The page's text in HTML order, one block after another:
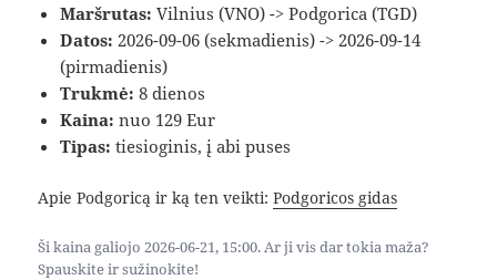
Maršrutas: Vilnius (VNO) -> Podgorica (TGD)
Datos: 2026-09-06 (sekmadienis) -> 2026-09-14
(pirmadienis)
Trukmė: 8 dienos
Kaina: nuo 129 Eur
Tipas: tiesioginis, į abi puses
Apie Podgoricą ir ką ten veikti:Podgoricos gidas
Ši kaina galiojo 2026-06-21, 15:00. Ar ji vis dar tokia maža?
Spauskite ir sužinokite!